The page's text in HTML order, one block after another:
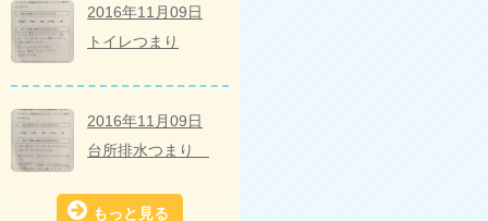
2016年11月09日
トイレつまり
2016年11月09日
台所排水つまり
もっと見る